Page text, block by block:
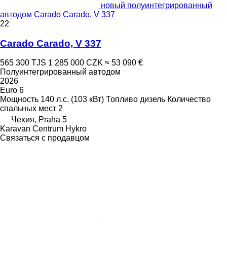
новый полуинтегрированный
автодом Carado Carado, V 337
22
Carado Carado, V 337
565 300 TJS 1 285 000 CZK ≈ 53 090 €
Полуинтегрированный автодом
2026
Euro 6
Мощность 140 л.с. (103 кВт) Топливо дизель Количество
спальных мест 2
Чехия, Praha 5
Karavan Centrum Hykro
Связаться с продавцом